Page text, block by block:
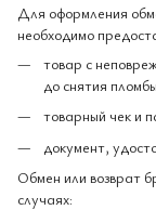
Для оформления
необходимо
товар с
до снятия
товарный чек и
документ,
Обмен или возврат
случаях: